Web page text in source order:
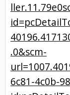
.0&scm-
6c81-4c0b-